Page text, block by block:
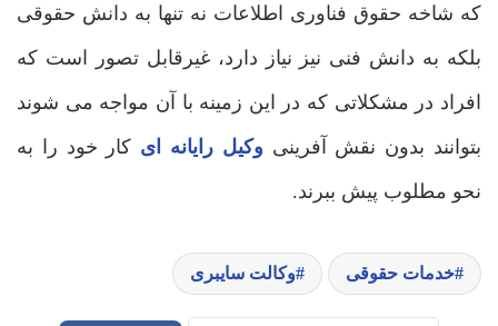
که شاخه حقوق فناوری اطلاعات نه تنها به دانش حقوقی
بلکه به دانش فنی نیز نیاز دارد، غیرقابل تصور است که
افراد در مشکلاتی که در این زمینه با آن مواجه می شوند
بتوانند بدون نقش آفرینی وکیل رایانه ای کار خود را به
نحو مطلوب پیش ببرند.
خدمات حقوقی وکالت سایبری